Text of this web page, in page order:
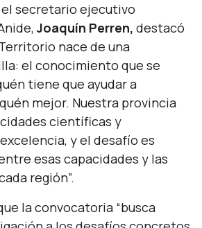
secretario ejecutivo
Joaquín Perren, destacó
nace de una
el conocimiento que se
tiene que ayudar a
mejor. Nuestra provincia
científicas y
y el desafío es
esas capacidades y las
región”.
la convocatoria “busca